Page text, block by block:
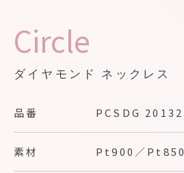
Circle
ダイヤモンド ネックレス
品番 PCSDG 20132
素材 Pt900／Pt850